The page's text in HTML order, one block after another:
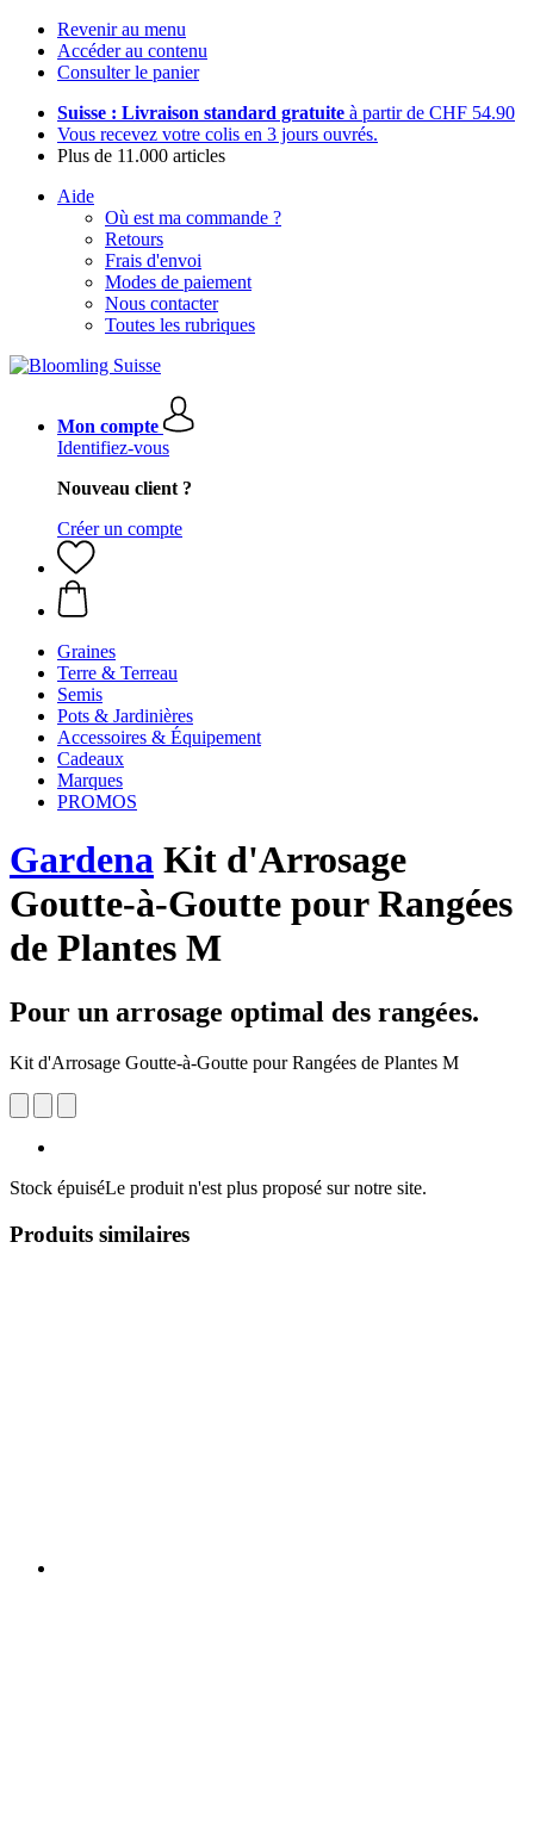
Revenir au menu
Accéder au contenu
Consulter le panier
Suisse : Livraison standard gratuite à partir de CHF 54.90
Vous recevez votre colis en 3 jours ouvrés.
Plus de 11.000 articles
Aide
Où est ma commande ?
Retours
Frais d'envoi
Modes de paiement
Nous contacter
Toutes les rubriques
Mon compte
Identifiez-vous
Nouveau client ?
Créer un compte
Graines
Terre & Terreau
Semis
Pots & Jardinières
Accessoires & Équipement
Cadeaux
Marques
PROMOS
Gardena Kit d'Arrosage
Goutte-à-Goutte pour Rangées
de Plantes M
Pour un arrosage optimal des rangées.
Kit d'Arrosage Goutte-à-Goutte pour Rangées de Plantes M
Stock épuiséLe produit n'est plus proposé sur notre site.
Produits similaires